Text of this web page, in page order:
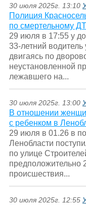
30 июля 2025г. 13:10
Полиция
по смертельному
29 июля в 17:55 у
33-летний
двигаясь по
неустановленной
лежавшего на...
30 июля 2025г. 13:00
В отношении
с ребенком в
29 июля в 01.26 в
Ленобласти
по улице
предположительно
происшествия...
30 июля 2025г. 12:55